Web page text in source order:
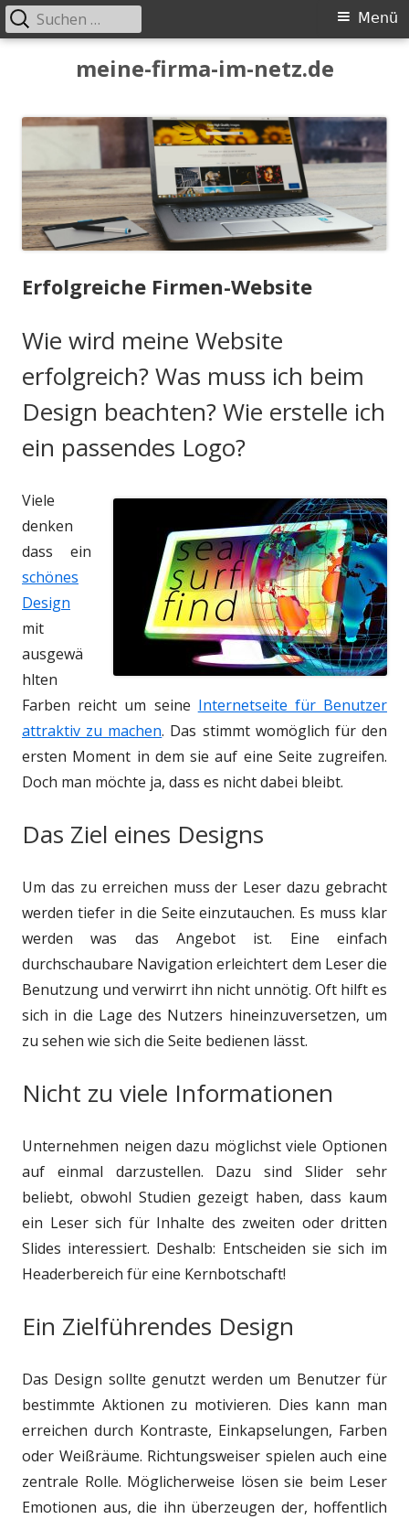
meine-firma-im-netz.de
Primäres
Menü
Suchen
nach:
Erfolgreiche Firmen-Website
Wie wird meine Website
erfolgreich? Was muss ich beim
Design beachten? Wie erstelle ich
ein passendes Logo?
Viele
denken
dass ein
schönes
Design
mit
ausgewä
hlten
Farben reicht um seine Internetseite für Benutzer
attraktiv zu machen. Das stimmt womöglich für den
ersten Moment in dem sie auf eine Seite zugreifen.
Doch man möchte ja, dass es nicht dabei bleibt.
Das Ziel eines Designs
Um das zu erreichen muss der Leser dazu gebracht
werden tiefer in die Seite einzutauchen. Es muss klar
werden was das Angebot ist. Eine einfach
durchschaubare Navigation erleichtert dem Leser die
Benutzung und verwirrt ihn nicht unnötig. Oft hilft es
sich in die Lage des Nutzers hineinzuversetzen, um
zu sehen wie sich die Seite bedienen lässt.
Nicht zu viele Informationen
Unternehmen neigen dazu möglichst viele Optionen
auf einmal darzustellen. Dazu sind Slider sehr
beliebt, obwohl Studien gezeigt haben, dass kaum
ein Leser sich für Inhalte des zweiten oder dritten
Slides interessiert. Deshalb: Entscheiden sie sich im
Headerbereich für eine Kernbotschaft!
Ein Zielführendes Design
Das Design sollte genutzt werden um Benutzer für
bestimmte Aktionen zu motivieren. Dies kann man
erreichen durch Kontraste, Einkapselungen, Farben
oder Weißräume. Richtungsweiser spielen auch eine
zentrale Rolle. Möglicherweise lösen sie beim Leser
Emotionen aus, die ihn überzeugen der, hoffentlich